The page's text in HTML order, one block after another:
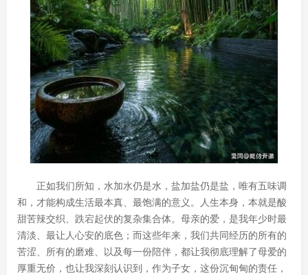
正如我们所知，水加水仍是水，盐加盐仍是盐，唯有五味调
和，才能构成生活最本真、最饱满的意义。人生本身，本就是酸
甜苦辣交织、跌宕起伏的复杂集合体。母亲的爱，是我年少时最
清淡、最让人心安的底色；而这些年来，我们共同经历的所有的
苦涩、所有的磨难、以及每一份陪伴，都让我彻底理解了母爱的
厚重无价，也让我深刻认识到，作为子女，这份沉甸甸的责任，